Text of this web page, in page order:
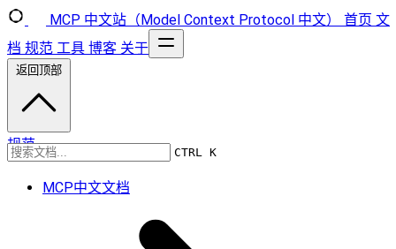
MCP 中文站（Model Context Protocol 中文） 首页 文
档 规范 工具 博客 关于
CTRL K
MCP中文文档
返回顶部
规范